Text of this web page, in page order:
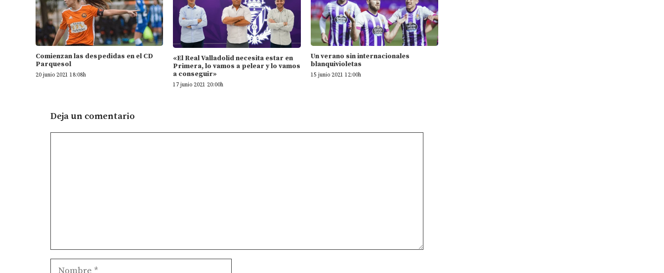
Comienzan las despedidas en el CD
Parquesol
20 junio 2021 18:08h
«El Real Valladolid necesita estar en
Primera, lo vamos a pelear y lo vamos
a conseguir»
17 junio 2021 20:00h
Un verano sin internacionales
blanquivioletas
15 junio 2021 12:00h
Deja un comentario
Nombre